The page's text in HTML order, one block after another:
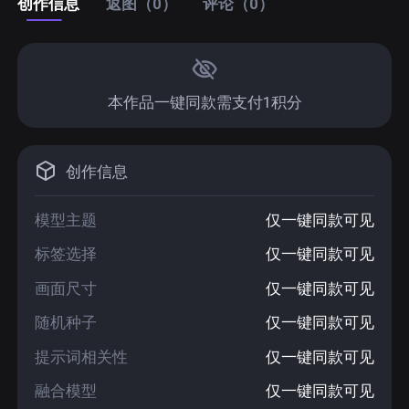
创作信息 返图（0） 评论（0）
本作品一键同款需支付1积分
创作信息
模型主题
仅一键同款可见
标签选择
仅一键同款可见
画面尺寸
仅一键同款可见
随机种子
仅一键同款可见
提示词相关性
仅一键同款可见
融合模型
仅一键同款可见